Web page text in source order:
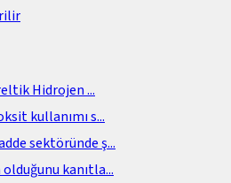
Hidrojen...
kullanımı s...
sektöründe ş...
kanıtla...